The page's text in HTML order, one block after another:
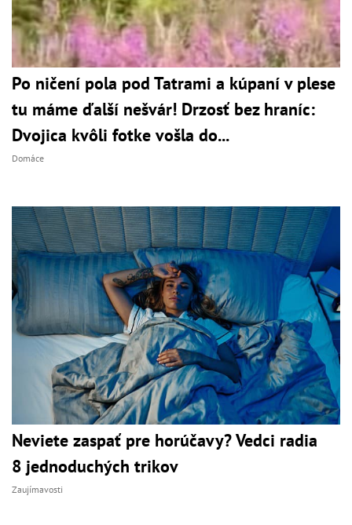
Po ničení pola pod Tatrami a kúpaní v plese
tu máme ďalší nešvár! Drzosť bez hraníc:
Dvojica kvôli fotke vošla do...
Domáce
Neviete zaspať pre horúčavy? Vedci radia
8 jednoduchých trikov
Zaujímavosti